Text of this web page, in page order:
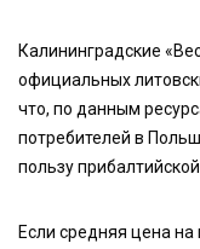
Калининградские
официальных
что, по данным
потребителей в
пользу
Если средняя цена на